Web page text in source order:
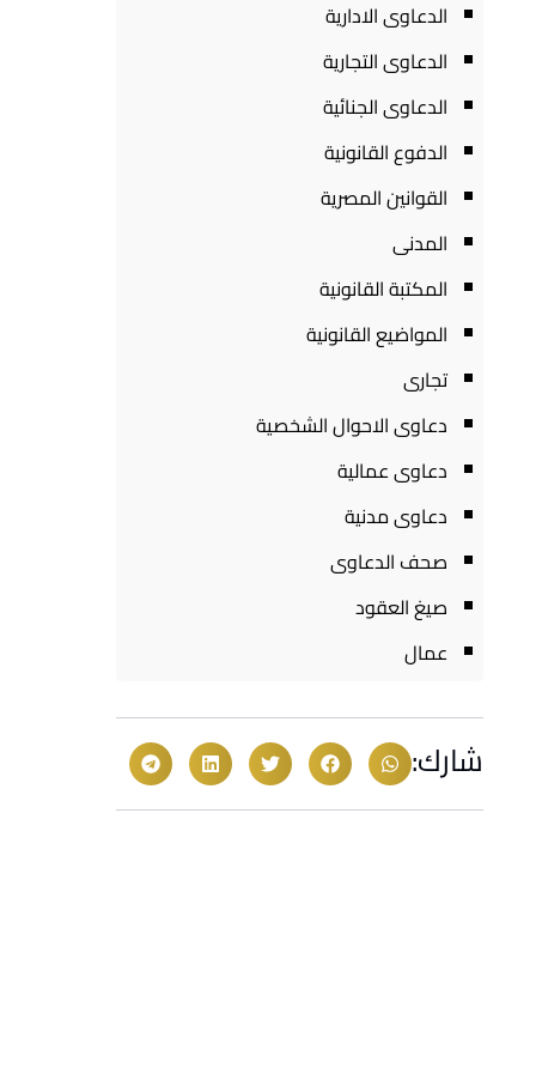
الدعاوى الادارية
الدعاوى التجارية
الدعاوى الجنائية
الدفوع القانونية
القوانين المصرية
المدنى
المكتبة القانونية
المواضيع القانونية
تجارى
دعاوى الاحوال الشخصية
دعاوى عمالية
دعاوى مدنية
صحف الدعاوى
صيغ العقود
عمال
شارك: